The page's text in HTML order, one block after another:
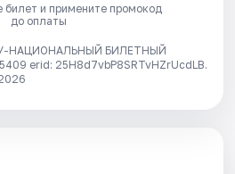
билет и примените промокод
до оплаты
НАЦИОНАЛЬНЫЙ БИЛЕТНЫЙ
erid: 25H8d7vbP8SRTvHZrUcdLB.